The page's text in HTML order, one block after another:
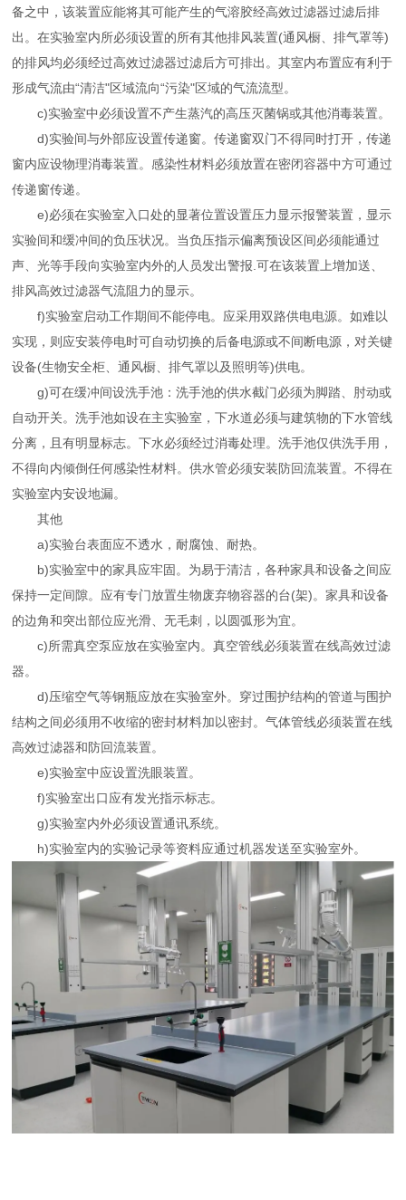
备之中，该装置应能将其可能产生的气溶胶经高效过滤器过滤后排
出。在实验室内所必须设置的所有其他排风装置(通风橱、排气罩等)
的排风均必须经过高效过滤器过滤后方可排出。其室内布置应有利于
形成气流由“清洁"区域流向“污染"区域的气流流型。
c)实验室中必须设置不产生蒸汽的高压灭菌锅或其他消毒装置。
d)实验间与外部应设置传递窗。传递窗双门不得同时打开，传递
窗内应设物理消毒装置。感染性材料必须放置在密闭容器中方可通过
传递窗传递。
e)必须在实验室入口处的显著位置设置压力显示报警装置，显示
实验间和缓冲间的负压状况。当负压指示偏离预设区间必须能通过
声、光等手段向实验室内外的人员发出警报.可在该装置上增加送、
排风高效过滤器气流阻力的显示。
f)实验室启动工作期间不能停电。应采用双路供电电源。如难以
实现，则应安装停电时可自动切换的后备电源或不间断电源，对关键
设备(生物安全柜、通风橱、排气罩以及照明等)供电。
g)可在缓冲间设洗手池：洗手池的供水截门必须为脚踏、肘动或
自动开关。洗手池如设在主实验室，下水道必须与建筑物的下水管线
分离，且有明显标志。下水必须经过消毒处理。洗手池仅供洗手用，
不得向内倾倒任何感染性材料。供水管必须安装防回流装置。不得在
实验室内安设地漏。
其他
a)实验台表面应不透水，耐腐蚀、耐热。
b)实验室中的家具应牢固。为易于清洁，各种家具和设备之间应
保持一定间隙。应有专门放置生物废弃物容器的台(架)。家具和设备
的边角和突出部位应光滑、无毛刺，以圆弧形为宜。
c)所需真空泵应放在实验室内。真空管线必须装置在线高效过滤
器。
d)压缩空气等钢瓶应放在实验室外。穿过围护结构的管道与围护
结构之间必须用不收缩的密封材料加以密封。气体管线必须装置在线
高效过滤器和防回流装置。
e)实验室中应设置洗眼装置。
f)实验室出口应有发光指示标志。
g)实验室内外必须设置通讯系统。
h)实验室内的实验记录等资料应通过机器发送至实验室外。